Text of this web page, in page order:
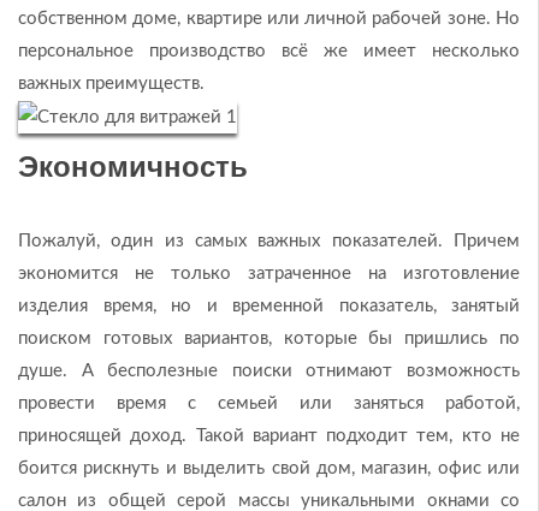
собственном доме, квартире или личной рабочей зоне. Но
персональное производство всё же имеет несколько
важных преимуществ.
Экономичность
Пожалуй, один из самых важных показателей. Причем
экономится не только затраченное на изготовление
изделия время, но и временной показатель, занятый
поиском готовых вариантов, которые бы пришлись по
душе. А бесполезные поиски отнимают возможность
провести время с семьей или заняться работой,
приносящей доход. Такой вариант подходит тем, кто не
боится рискнуть и выделить свой дом, магазин, офис или
салон из общей серой массы уникальными окнами со